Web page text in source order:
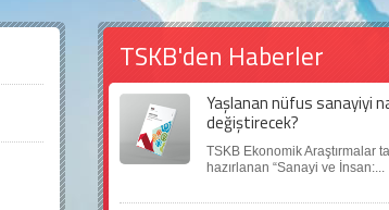
TSKB'den Haberler
Yaşlanan nüfus sanayiyi
değiştirecek?
TSKB Ekonomik Araştırmalar
hazırlanan “Sanayi ve İnsan:...